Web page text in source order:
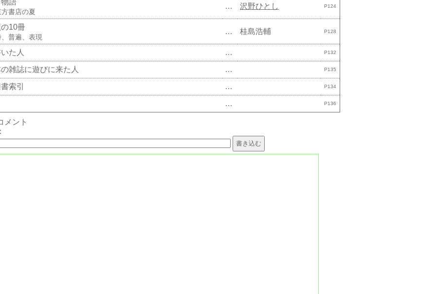
語
方書店の夏
… 沢野ひとし P124
10冊
、普遍、表現
… 桂島浩輔 P128
た人 … P132
雑誌に遊びに来た人 … P135
索引 … P134
… P136
メント